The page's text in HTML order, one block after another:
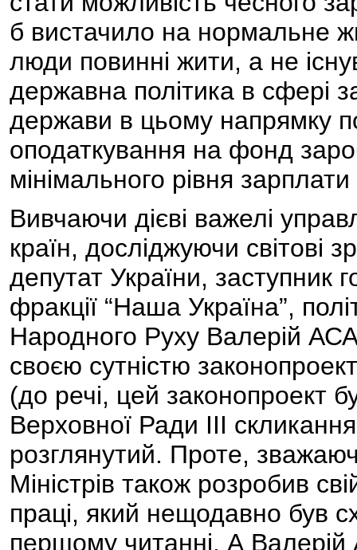
б вистачило на нормальне
люди повинні жити, а не
державна політика в сфері
держави в цьому напрямку
оподаткування на фонд
мінімального рівня
Вивчаючи дієві важелі
країн, досліджуючи світові
депутат України, заступник
фракції “Наша Україна”,
Народного Руху Валерій
своєю сутністю
(до речі, цей законопроект
Верховної Ради ІІІ
розглянутий. Проте,
Міністрів також розробив
праці, який нещодавно був
першому читанні. А